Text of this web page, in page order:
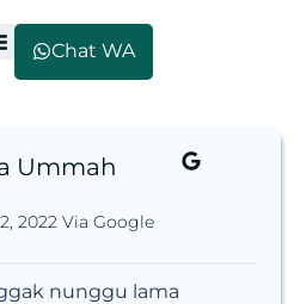
Chat WA
Ummah
2022 Via Google
nunggu lama